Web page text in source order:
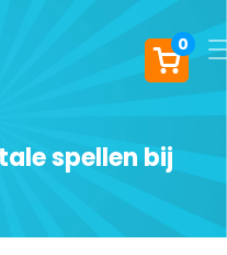
0
spellen bij